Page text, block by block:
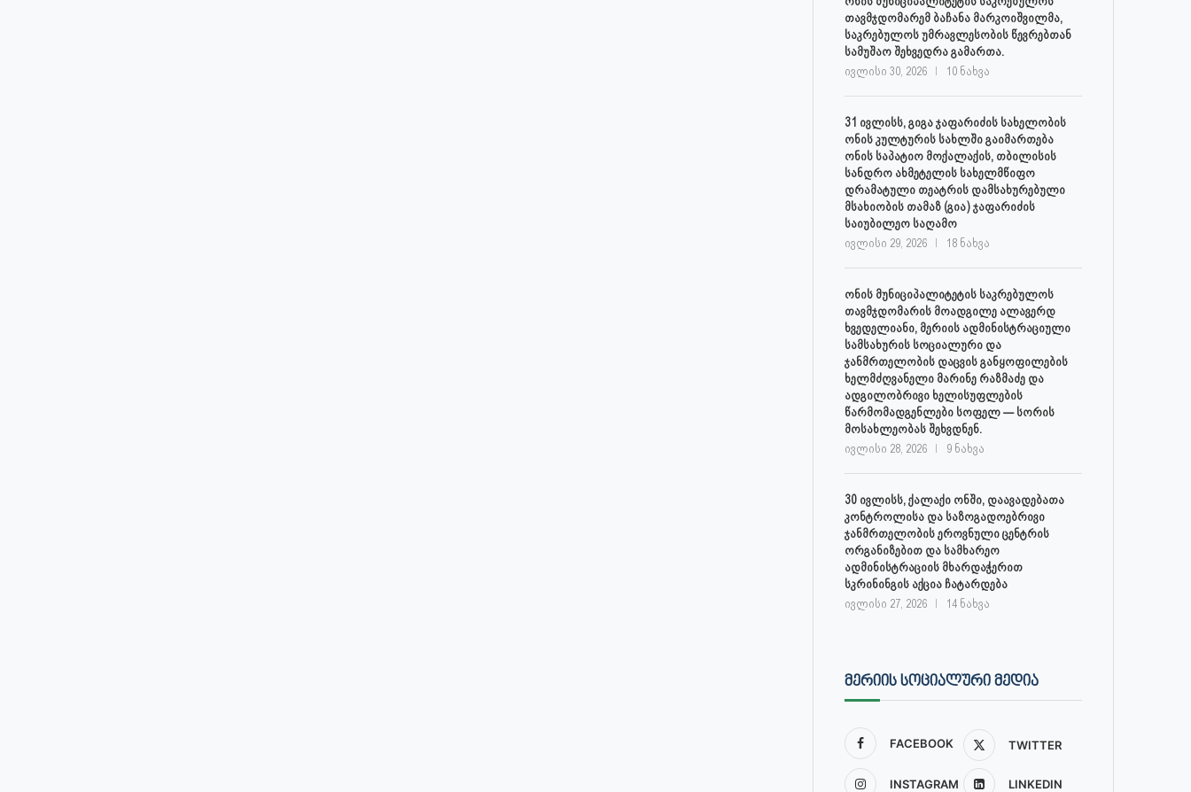
თავმჯდომარემ ბაჩანა მარკოიშვილმა,
საკრებულოს უმრავლესობის წევრებთან
სამუშაო შეხვედრა გამართა.
ივლისი 30, 2026 10 ნახვა
31 ივლისს, გიგა ჯაფარიძის სახელობის
ონის კულტურის სახლში გაიმართება
ონის საპატიო მოქალაქის, თბილისის
სანდრო ახმეტელის სახელმწიფო
დრამატული თეატრის დამსახურებული
მსახიობის თამაზ (გია) ჯაფარიძის
საიუბილეო საღამო
ივლისი 29, 2026 18 ნახვა
ონის მუნიციპალიტეტის საკრებულოს
თავმჯდომარის მოადგილე ალავერდ
ხვედელიანი, მერიის ადმინისტრაციული
სამსახურის სოციალური და
ჯანმრთელობის დაცვის განყოფილების
ხელმძღვანელი მარინე რაზმაძე და
ადგილობრივი ხელისუფლების
წარმომადგენლები სოფელ — სორის
მოსახლეობას შეხვდნენ.
ივლისი 28, 2026 9 ნახვა
30 ივლისს, ქალაქი ონში, დაავადებათა
კონტროლისა და საზოგადოებრივი
ჯანმრთელობის ეროვნული ცენტრის
ორგანიზებით და სამხარეო
ადმინისტრაციის მხარდაჭერით
სკრინინგის აქცია ჩატარდება
ივლისი 27, 2026 14 ნახვა
ᲛᲔᲠᲘᲘᲡ ᲡᲝᲪᲘᲐᲚᲣᲠᲘ ᲛᲔᲓᲘᲐ
FACEBOOK TWITTER
INSTAGRAM LINKEDIN